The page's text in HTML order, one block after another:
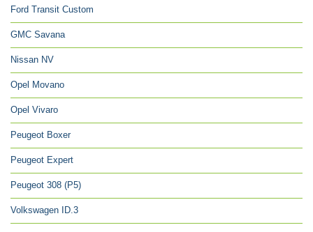
Ford Transit Custom
GMC Savana
Nissan NV
Opel Movano
Opel Vivaro
Peugeot Boxer
Peugeot Expert
Peugeot 308 (P5)
Volkswagen ID.3